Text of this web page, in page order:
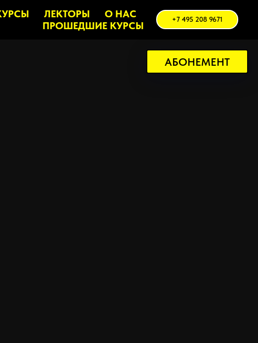
ЛЕКТОРЫ
О НАС
ПРОШЕДШИЕ КУРСЫ
+7 495 208 9671
АБОНЕМЕНТ